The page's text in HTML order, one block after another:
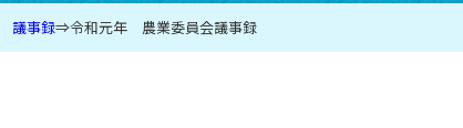
議事録⇒令和元年 農業委員会議事録